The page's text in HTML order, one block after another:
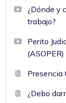
¿Dónde y
trabajo?
Perito
(ASOPER)
Presencia
¿Debo